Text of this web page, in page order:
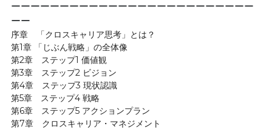
ーーーーーーーーーーーーーーーーーーーーーーーーー
ーー
序章　「クロスキャリア思考」とは？
第1章 「じぶん戦略」の全体像
第2章　ステップ1 価値観
第3章　ステップ2 ビジョン
第4章　ステップ3 現状認識
第5章　ステップ4 戦略
第6章　ステップ5 アクションプラン
第7章　クロスキャリア・マネジメント